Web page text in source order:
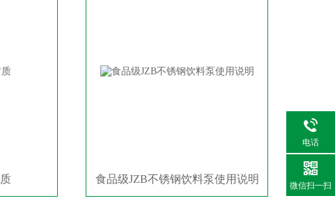
食品级JZB不锈钢饮料泵使用说明
电话
微信扫一扫